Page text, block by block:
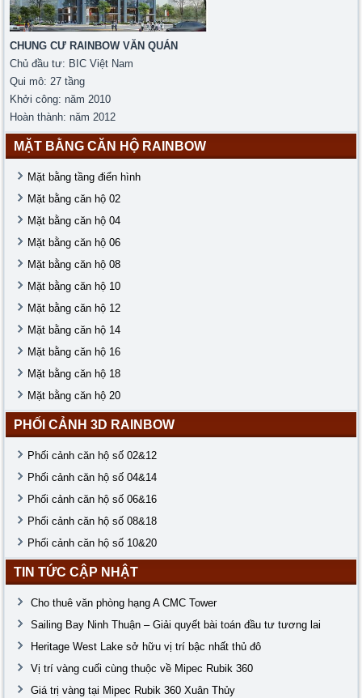
CHUNG CƯ RAINBOW VĂN QUÁN
Chủ đầu tư: BIC Việt Nam
Qui mô: 27 tầng
Khởi công: năm 2010
Hoàn thành: năm 2012
MẶT BẰNG CĂN HỘ RAINBOW
Mặt bằng tầng điển hình
Mặt bằng căn hộ 02
Mặt bằng căn hộ 04
Mặt bằng căn hộ 06
Mặt bằng căn hộ 08
Mặt bằng căn hộ 10
Mặt bằng căn hộ 12
Mặt bằng căn hộ 14
Mặt bằng căn hộ 16
Mặt bằng căn hộ 18
Mặt bằng căn hộ 20
PHỐI CẢNH 3D RAINBOW
Phối cảnh căn hộ số 02&12
Phối cảnh căn hộ số 04&14
Phối cảnh căn hộ số 06&16
Phối cảnh căn hộ số 08&18
Phối cảnh căn hộ số 10&20
TIN TỨC CẬP NHẬT
Cho thuê văn phòng hạng A CMC Tower
Sailing Bay Ninh Thuận – Giải quyết bài toán đầu tư tương lai
Heritage West Lake sở hữu vị trí bậc nhất thủ đô
Vị trí vàng cuối cùng thuộc về Mipec Rubik 360
Giá trị vàng tại Mipec Rubik 360 Xuân Thủy